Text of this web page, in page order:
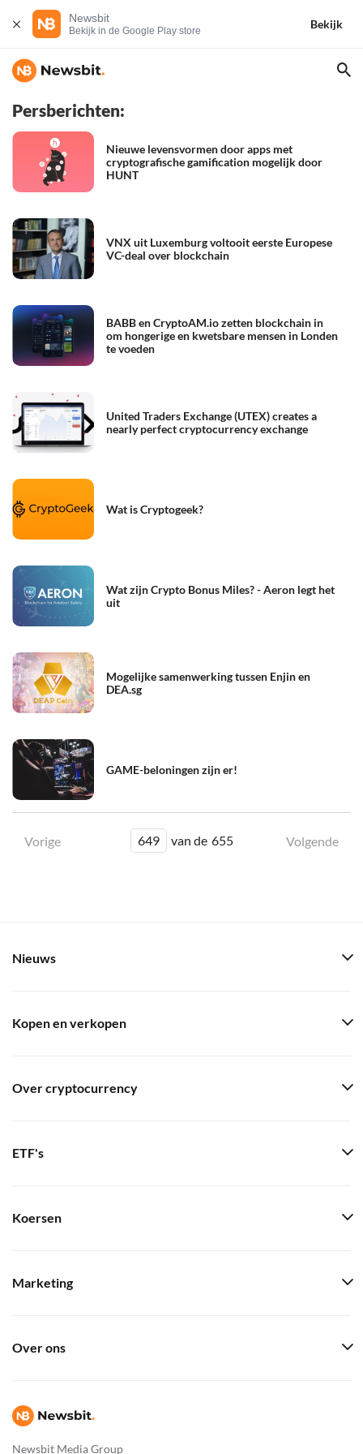
Newsbit
Bekijk in de Google Play store
Bekijk
Persberichten:
Nieuwe levensvormen door apps met
cryptografische gamification mogelijk door
HUNT
VNX uit Luxemburg voltooit eerste Europese
VC-deal over blockchain
BABB en CryptoAM.io zetten blockchain in
om hongerige en kwetsbare mensen in Londen
te voeden
United Traders Exchange (UTEX) creates a
nearly perfect cryptocurrency exchange
Wat is Cryptogeek?
Wat zijn Crypto Bonus Miles? - Aeron legt het
uit
Mogelijke samenwerking tussen Enjin en
DEA.sg
GAME-beloningen zijn er!
Vorige 649 van de 655 Volgende
Newsbit Media Group
Nieuws
Kopen en verkopen
Over cryptocurrency
ETF's
Koersen
Marketing
Over ons